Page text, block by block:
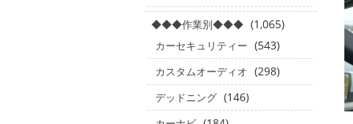
◆◆◆作業別◆◆◆ (1,065)
カーセキュリティー (543)
カスタムオーディオ (298)
デッドニング (146)